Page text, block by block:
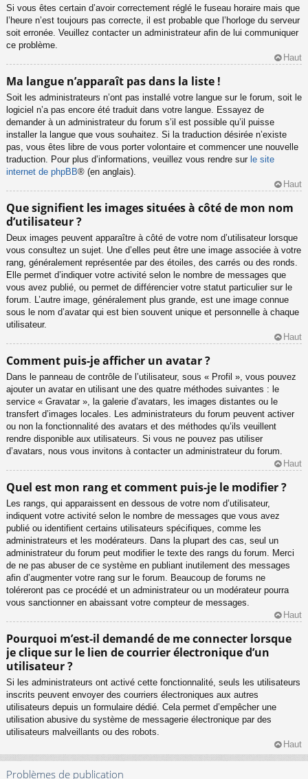
Si vous êtes certain d’avoir correctement réglé le fuseau horaire mais que
l’heure n’est toujours pas correcte, il est probable que l’horloge du serveur
soit erronée. Veuillez contacter un administrateur afin de lui communiquer
ce problème.
Haut
Ma langue n’apparaît pas dans la liste !
Soit les administrateurs n’ont pas installé votre langue sur le forum, soit le
logiciel n’a pas encore été traduit dans votre langue. Essayez de
demander à un administrateur du forum s’il est possible qu’il puisse
installer la langue que vous souhaitez. Si la traduction désirée n’existe
pas, vous êtes libre de vous porter volontaire et commencer une nouvelle
traduction. Pour plus d’informations, veuillez vous rendre sur le site
internet de phpBB® (en anglais).
Haut
Que signifient les images situées à côté de mon nom
d’utilisateur ?
Deux images peuvent apparaître à côté de votre nom d’utilisateur lorsque
vous consultez un sujet. Une d’elles peut être une image associée à votre
rang, généralement représentée par des étoiles, des carrés ou des ronds.
Elle permet d’indiquer votre activité selon le nombre de messages que
vous avez publié, ou permet de différencier votre statut particulier sur le
forum. L’autre image, généralement plus grande, est une image connue
sous le nom d’avatar qui est bien souvent unique et personnelle à chaque
utilisateur.
Haut
Comment puis-je afficher un avatar ?
Dans le panneau de contrôle de l’utilisateur, sous « Profil », vous pouvez
ajouter un avatar en utilisant une des quatre méthodes suivantes : le
service « Gravatar », la galerie d’avatars, les images distantes ou le
transfert d’images locales. Les administrateurs du forum peuvent activer
ou non la fonctionnalité des avatars et des méthodes qu’ils veuillent
rendre disponible aux utilisateurs. Si vous ne pouvez pas utiliser
d’avatars, nous vous invitons à contacter un administrateur du forum.
Haut
Quel est mon rang et comment puis-je le modifier ?
Les rangs, qui apparaissent en dessous de votre nom d’utilisateur,
indiquent votre activité selon le nombre de messages que vous avez
publié ou identifient certains utilisateurs spécifiques, comme les
administrateurs et les modérateurs. Dans la plupart des cas, seul un
administrateur du forum peut modifier le texte des rangs du forum. Merci
de ne pas abuser de ce système en publiant inutilement des messages
afin d’augmenter votre rang sur le forum. Beaucoup de forums ne
toléreront pas ce procédé et un administrateur ou un modérateur pourra
vous sanctionner en abaissant votre compteur de messages.
Haut
Pourquoi m’est-il demandé de me connecter lorsque
je clique sur le lien de courrier électronique d’un
utilisateur ?
Si les administrateurs ont activé cette fonctionnalité, seuls les utilisateurs
inscrits peuvent envoyer des courriers électroniques aux autres
utilisateurs depuis un formulaire dédié. Cela permet d’empêcher une
utilisation abusive du système de messagerie électronique par des
utilisateurs malveillants ou des robots.
Haut
Problèmes de publication